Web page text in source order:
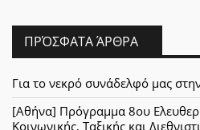
ΠΡΌΣΦΑΤΑ ΆΡΘΡΑ
Για το νεκρό συνάδελφό μας
[Αθήνα] Πρόγραμμα 8ου
Κοινωνικής, Ταξικής και